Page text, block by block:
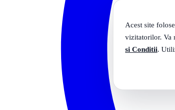
Acest site
vizitatorilor. Va
si Conditii.